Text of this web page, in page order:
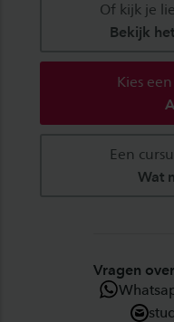
Of kijk je
Bekijk
Kies
Een
Wat
Vragen